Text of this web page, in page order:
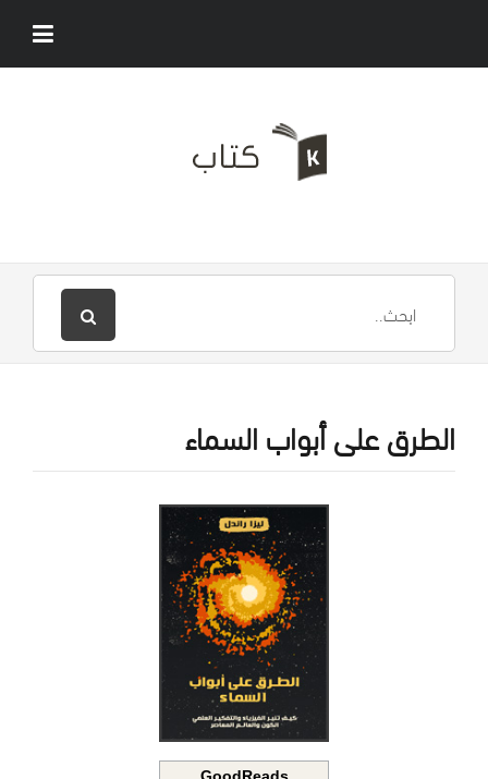
الطرق على أبواب السماء